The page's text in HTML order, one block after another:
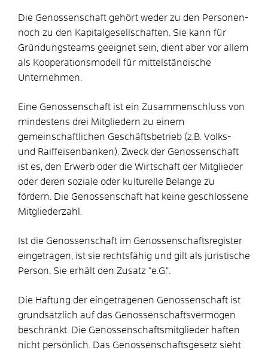
Die Genossenschaft gehört weder zu den Personen-
noch zu den Kapitalgesellschaften. Sie kann für
Gründungsteams geeignet sein, dient aber vor allem
als Kooperationsmodell für mittelständische
Unternehmen.
Eine Genossenschaft ist ein Zusammenschluss von
mindestens drei Mitgliedern zu einem
gemeinschaftlichen Geschäftsbetrieb (z.B. Volks-
und Raiffeisenbanken). Zweck der Genossenschaft
ist es, den Erwerb oder die Wirtschaft der Mitglieder
oder deren soziale oder kulturelle Belange zu
fördern. Die Genossenschaft hat keine geschlossene
Mitgliederzahl.
Ist die Genossenschaft im Genossenschaftsregister
eingetragen, ist sie rechtsfähig und gilt als juristische
Person. Sie erhält den Zusatz "e.G.".
Die Haftung der eingetragenen Genossenschaft ist
grundsätzlich auf das Genossenschaftsvermögen
beschränkt. Die Genossenschaftsmitglieder haften
nicht persönlich. Das Genossenschaftsgesetz sieht